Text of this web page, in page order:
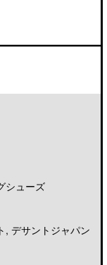
シューズ
,デサントジャパン